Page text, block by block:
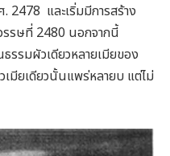
และเริ่มมีการสร้าง
รรษที่ 2480 นอกจากนี้
รมผัวเดียวหลายเมียของ
มียเดียวนั้นแพร่หลายบ แต่ไม่